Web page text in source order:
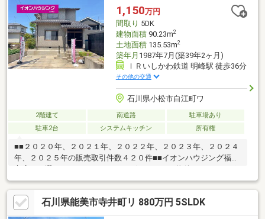
営です。担当：水木 洋TEL：090-5643-8793
1,150万円
間取り 5DK
建物面積90.23m2
土地面積135.53m2
築年月 1987年7月(築39年2ヶ月)
ＩＲいしかわ鉄道 明峰駅 徒歩36分
その他の交通
石川県小松市白江町ワ
2階建て 南道路
駐車場あり
駐車2台
システムキッチン 所有権
■■２０２０年、２０２１年、２０２２年、２０２３年、２０２４
年、２０２５年の販売取引件数４２０件■■イオンハウジング福井
市店をお選び頂き、ありがとうございます。～物件のおすすめポ
イント～・駐車スペース２台♪・全居室収納付き♪・全居室６帖以
上♪・エアコン２台以上♪【周辺環境】・ス-パー 徒歩１９分・能
美小学校 徒歩１１分・コンビニ 徒歩１６分運営会社：株式会
社住まいのＫＯＥＩイオンハウジングの加盟店は全て独立自営で
石川県能美市寺井町リ 880万円 5SLDK